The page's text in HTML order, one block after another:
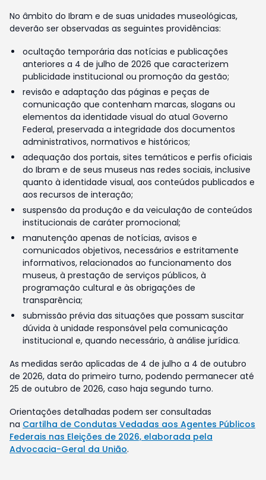
No âmbito do Ibram e de suas unidades museológicas,
deverão ser observadas as seguintes providências:
ocultação temporária das notícias e publicações
anteriores a 4 de julho de 2026 que caracterizem
publicidade institucional ou promoção da gestão;
revisão e adaptação das páginas e peças de
comunicação que contenham marcas, slogans ou
elementos da identidade visual do atual Governo
Federal, preservada a integridade dos documentos
administrativos, normativos e históricos;
adequação dos portais, sites temáticos e perfis oficiais
do Ibram e de seus museus nas redes sociais, inclusive
quanto à identidade visual, aos conteúdos publicados e
aos recursos de interação;
suspensão da produção e da veiculação de conteúdos
institucionais de caráter promocional;
manutenção apenas de notícias, avisos e
comunicados objetivos, necessários e estritamente
informativos, relacionados ao funcionamento dos
museus, à prestação de serviços públicos, à
programação cultural e às obrigações de
transparência;
submissão prévia das situações que possam suscitar
dúvida à unidade responsável pela comunicação
institucional e, quando necessário, à análise jurídica.
As medidas serão aplicadas de 4 de julho a 4 de outubro
de 2026, data do primeiro turno, podendo permanecer até
25 de outubro de 2026, caso haja segundo turno.
Orientações detalhadas podem ser consultadas
na Cartilha de Condutas Vedadas aos Agentes Públicos
Federais nas Eleições de 2026, elaborada pela
Advocacia-Geral da União.